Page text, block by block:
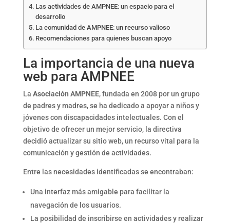
Las actividades de AMPNEE: un espacio para el
desarrollo
La comunidad de AMPNEE: un recurso valioso
Recomendaciones para quienes buscan apoyo
La importancia de una nueva
web para AMPNEE
La Asociación AMPNEE, fundada en 2008 por un grupo
de padres y madres, se ha dedicado a apoyar a niños y
jóvenes con discapacidades intelectuales. Con el
objetivo de ofrecer un mejor servicio, la directiva
decidió actualizar su sitio web, un recurso vital para la
comunicación y gestión de actividades.
Entre las necesidades identificadas se encontraban:
Una interfaz más amigable para facilitar la
navegación de los usuarios.
La posibilidad de inscribirse en actividades y realizar